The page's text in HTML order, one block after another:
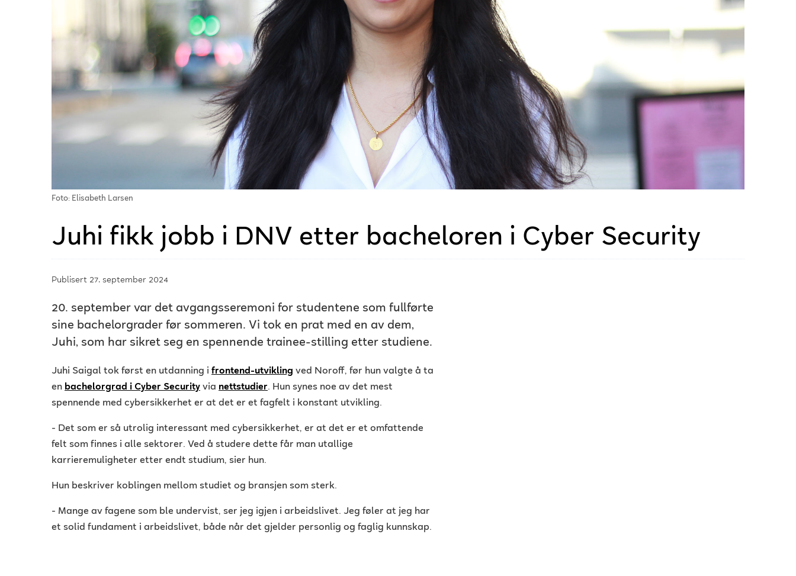
Foto: Elisabeth Larsen
Juhi fikk jobb i DNV etter bacheloren i Cyber Security
Publisert 27. september 2024
20. september var det avgangsseremoni for studentene som fullførte
sine bachelorgrader før sommeren. Vi tok en prat med en av dem,
Juhi, som har sikret seg en spennende trainee-stilling etter studiene.
Juhi Saigal tok først en utdanning i frontend-utvikling ved Noroff, før hun valgte å ta
en bachelorgrad i Cyber Security via nettstudier. Hun synes noe av det mest
spennende med cybersikkerhet er at det er et fagfelt i konstant utvikling.
- Det som er så utrolig interessant med cybersikkerhet, er at det er et omfattende
felt som finnes i alle sektorer. Ved å studere dette får man utallige
karrieremuligheter etter endt studium, sier hun.
Hun beskriver koblingen mellom studiet og bransjen som sterk.
- Mange av fagene som ble undervist, ser jeg igjen i arbeidslivet. Jeg føler at jeg har
et solid fundament i arbeidslivet, både når det gjelder personlig og faglig kunnskap.